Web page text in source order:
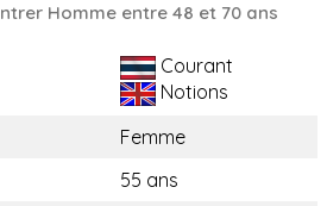
Homme entre 48 et 70 ans
Courant
Notions
Femme
55 ans